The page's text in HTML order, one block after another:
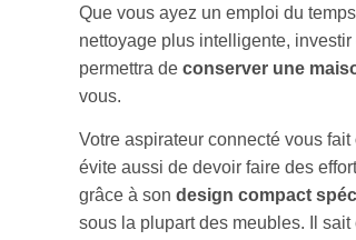
Que vous ayez un emploi du
nettoyage plus intelligente,
permettra de conserver une
vous.
Votre aspirateur connecté vous fait
évite aussi de devoir faire des
grâce à son design compact
sous la plupart des meubles. Il sait